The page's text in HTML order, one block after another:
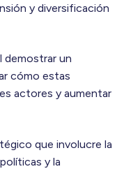
y diversificación
demostrar un
cómo estas
actores y aumentar
que involucre la
y la